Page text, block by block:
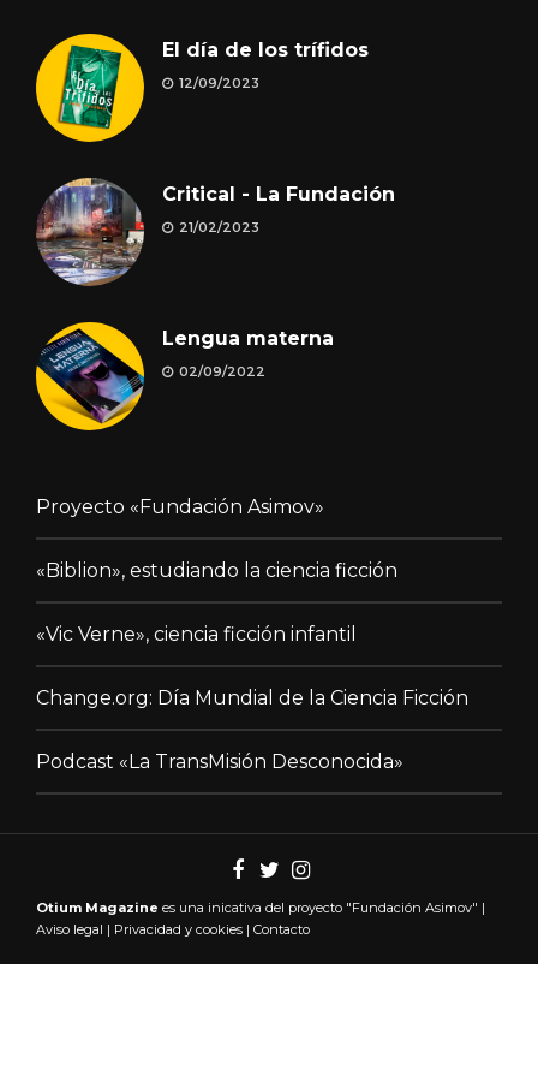
El día de los trífidos
12/09/2023
Critical - La Fundación
21/02/2023
Lengua materna
02/09/2022
Proyecto «Fundación Asimov»
«Biblion», estudiando la ciencia ficción
«Vic Verne», ciencia ficción infantil
Change.org: Día Mundial de la Ciencia Ficción
Podcast «La TransMisión Desconocida»
Otium Magazine es una inicativa del proyecto "Fundación Asimov" |
Aviso legal | Privacidad y cookies | Contacto